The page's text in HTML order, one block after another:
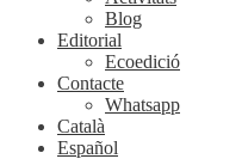
Blog
Editorial
Ecoedició
Contacte
Whatsapp
Català
Español